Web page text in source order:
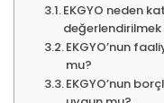
EKGYO neden
EKGYO’nun
mu?
EKGYO’nun